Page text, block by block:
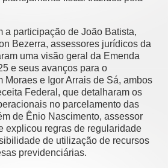
a participação de João Batista,
Bezerra, assessores jurídicos da
uma visão geral da Emenda
e seus avanços para o
Moraes e Igor Arrais de Sá, ambos
Federal, que detalharam os
no parcelamento das
de Ênio Nascimento, assessor
explicou regras de regularidade
de utilização de recursos
previdenciárias.